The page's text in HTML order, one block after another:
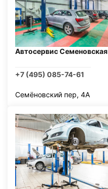
Автосервис Семеновская
+7 (495) 085-74-61
Семёновский пер, 4А